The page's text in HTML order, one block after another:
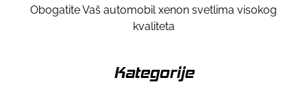
Obogatite Vaš automobil xenon svetlima visokog
kvaliteta
Kategorije